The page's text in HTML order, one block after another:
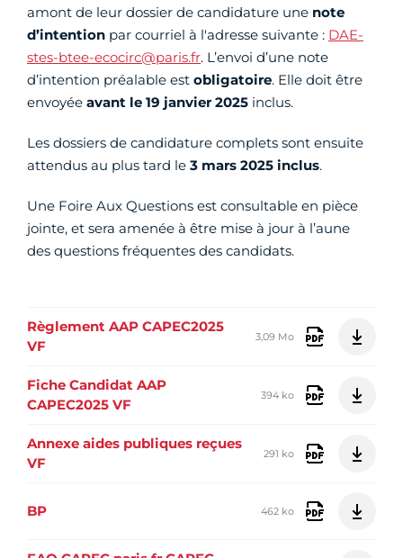
amont de leur dossier de candidature une note
d’intention par courriel à l'adresse suivante : DAE-
stes-btee-ecocirc@paris.fr. L’envoi d’une note
d’intention préalable est obligatoire. Elle doit être
envoyée avant le 19 janvier 2025 inclus.
Les dossiers de candidature complets sont ensuite
attendus au plus tard le 3 mars 2025 inclus.
Une Foire Aux Questions est consultable en pièce
jointe, et sera amenée à être mise à jour à l’aune
des questions fréquentes des candidats.
Règlement AAP CAPEC2025
VF
3,09 Mo
Fiche Candidat AAP
CAPEC2025 VF
394 ko
Annexe aides publiques reçues
VF
291 ko
BP 462 ko